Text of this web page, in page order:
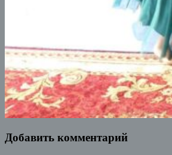
Добавить комментарий